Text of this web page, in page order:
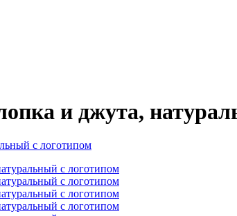
и джута,